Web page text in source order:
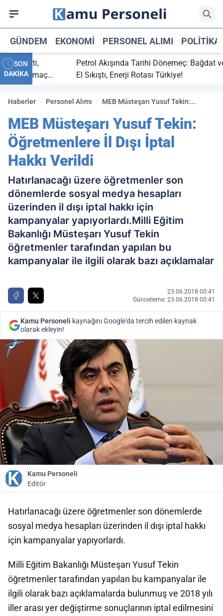
GÜNDEM EKONOMI PERSONEL ALIMI POLITIKA
SON
DAKİKA
bitti,
maç
Petrol Akışında Tarihi Dönemeç: Bağdat ve
El Sıkıştı, Enerji Rotası Türkiye!
Haberler Personel Alımı
MEB Müsteşarı Yusuf Tekin:
Verildi
MEB Müsteşarı Yusuf Tekin:
Öğretmenlere İl Dışı İptal
Hakkı Verildi
Hatırlanacağı üzere öğretmenler son
dönemlerde sosyal medya hesapları
üzerinden il dışı iptal hakkı için
kampanyalar yapıyorlardı.Milli Eğitim
Bakanlığı Müsteşarı Yusuf Tekin
öğretmenler tarafından yapılan bu
kampanyalar ile ilgili olarak bazı açıklamalar
23.06.2018 00:41
Güncelleme: 23.06.2018 00:41
Kamu Personeli kaynağını Google'da tercih edilen kaynak
olarak ekleyin!
Kamu Personeli
Editör
Hatırlanacağı üzere öğretmenler son dönemlerde
sosyal medya hesapları üzerinden il dışı iptal hakkı
için kampanyalar yapıyorlardı.
Milli Eğitim Bakanlığı Müsteşarı Yusuf Tekin
öğretmenler tarafından yapılan bu kampanyalar ile
ilgili olarak bazı açıklamalarda bulunmuş ve 2018 yılı
iller arası yer değiştirme sonuçlarının iptal edilmesini